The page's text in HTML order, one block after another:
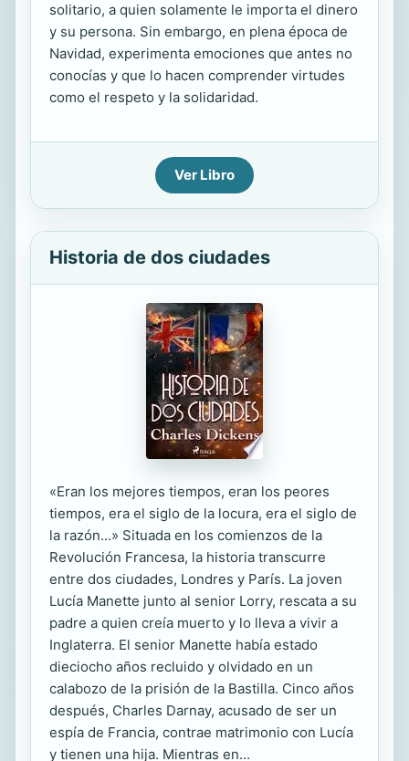
solitario, a quien solamente le importa el dinero
y su persona. Sin embargo, en plena época de
Navidad, experimenta emociones que antes no
conocías y que lo hacen comprender virtudes
como el respeto y la solidaridad.
Ver Libro
Historia de dos ciudades
«Eran los mejores tiempos, eran los peores
tiempos, era el siglo de la locura, era el siglo de
la razón...» Situada en los comienzos de la
Revolución Francesa, la historia transcurre
entre dos ciudades, Londres y París. La joven
Lucía Manette junto al senior Lorry, rescata a su
padre a quien creía muerto y lo lleva a vivir a
Inglaterra. El senior Manette había estado
dieciocho años recluido y olvidado en un
calabozo de la prisión de la Bastilla. Cinco años
después, Charles Darnay, acusado de ser un
espía de Francia, contrae matrimonio con Lucía
y tienen una hija. Mientras en...